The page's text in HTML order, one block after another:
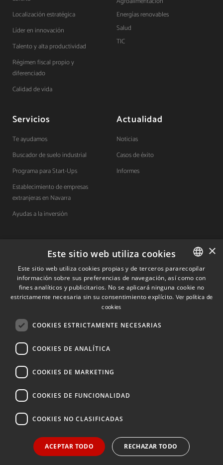
Localización estratégica
Líder en innovación
Talento y alta productividad
Régimen fiscal propio y
diferenciado
Calidad de vida
Energías renovables
Salud
TIC
Servicios
Te ayudamos
Buscador de suelo industrial
Programa para Start-Ups
Establecimiento de empresas
extranjeras en Navarra
Ayudas a la inversión
Actualidad
Noticias
Casos de éxito
Informes
Contacto
Quiénes somos
Cuéntanos tu proyecto
(+34) 848 42 19 42
info@investinnavarra.com
Pamplona, Navarra.
© 2026 Invest In Navarra. Todos los derechos reservados.
SPANISH
SPANISH
×
Este sitio web utiliza cookies
Este sitio web utiliza cookies propias y de terceros pararecopilar
información sobre sus preferencias de navegación, así como con
fines analíticos y publicitarios. No se aplicará ninguna cookie no
estrictamente necesaria sin su consentimiento explícito. Ver política de
cookies
COOKIES ESTRICTAMENTE NECESARIAS
COOKIES DE ANALÍTICA
COOKIES DE MARKETING
COOKIES DE FUNCIONALIDAD
COOKIES NO CLASIFICADAS
ACEPTAR TODO RECHAZAR TODO